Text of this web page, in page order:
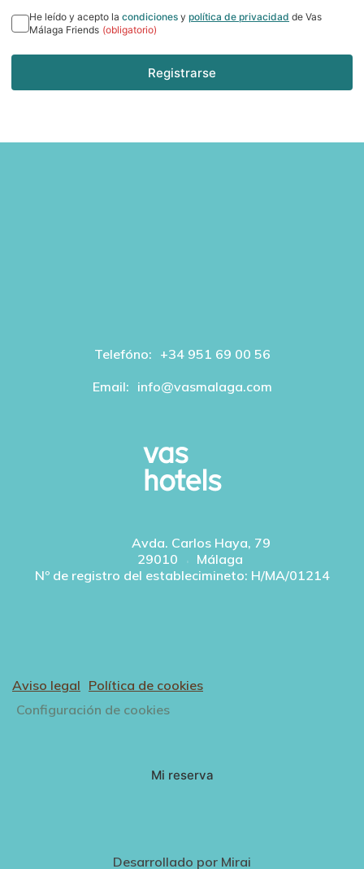
He leído y acepto la condiciones y política de privacidad de Vas
Málaga Friends (obligatorio)
Registrarse
Telefóno: +34 951 69 00 56
Email: info@vasmalaga.com
Avda. Carlos Haya, 79
29010
Málaga
Nº de registro del establecimineto: H/MA/01214
Aviso legal Política de cookies
Configuración de cookies
Mi reserva
Desarrollado por Mirai